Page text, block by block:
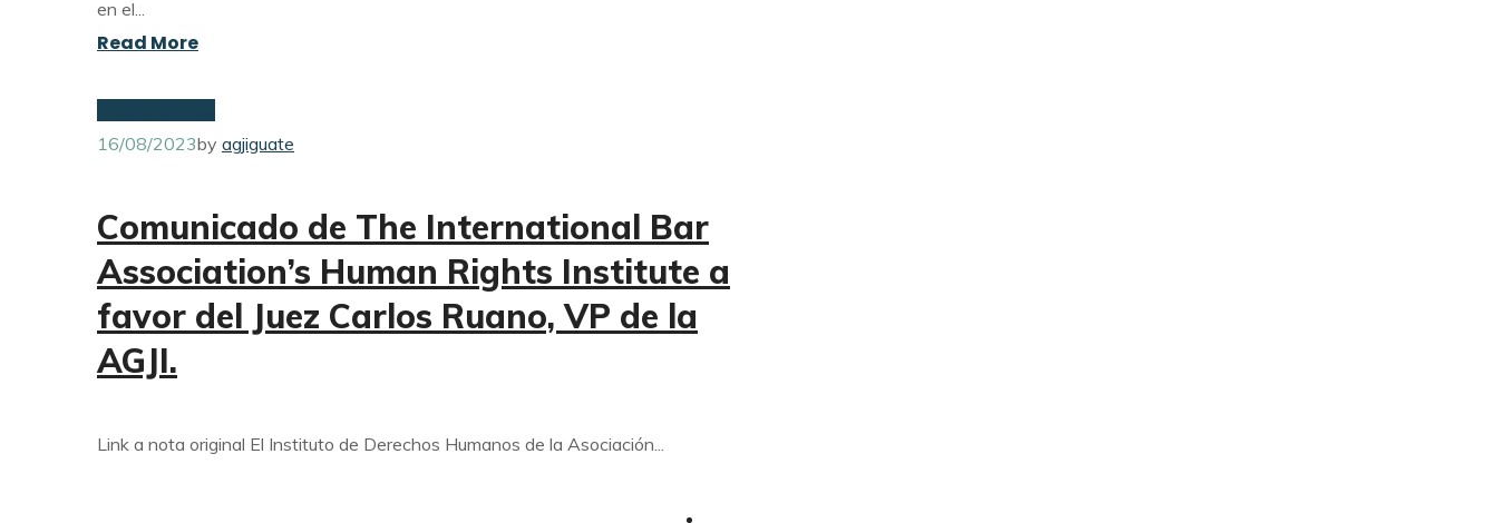
en el...
Read More
16/08/2023by agjiguate
Comunicado de The International Bar
Association’s Human Rights Institute a
favor del Juez Carlos Ruano, VP de la
AGJI.
Link a nota original El Instituto de Derechos Humanos de la Asociación...